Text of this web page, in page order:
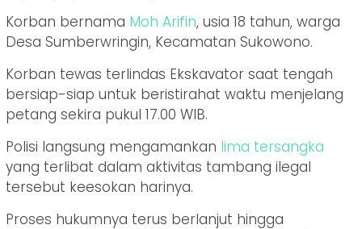
Korban bernama Moh Arifin, usia 18 tahun, warga
Desa Sumberwringin, Kecamatan Sukowono.
Korban tewas terlindas Ekskavator saat tengah
bersiap-siap untuk beristirahat waktu menjelang
petang sekira pukul 17.00 WIB.
Polisi langsung mengamankan lima tersangka
yang terlibat dalam aktivitas tambang ilegal
tersebut keesokan harinya.
Proses hukumnya terus berlanjut hingga